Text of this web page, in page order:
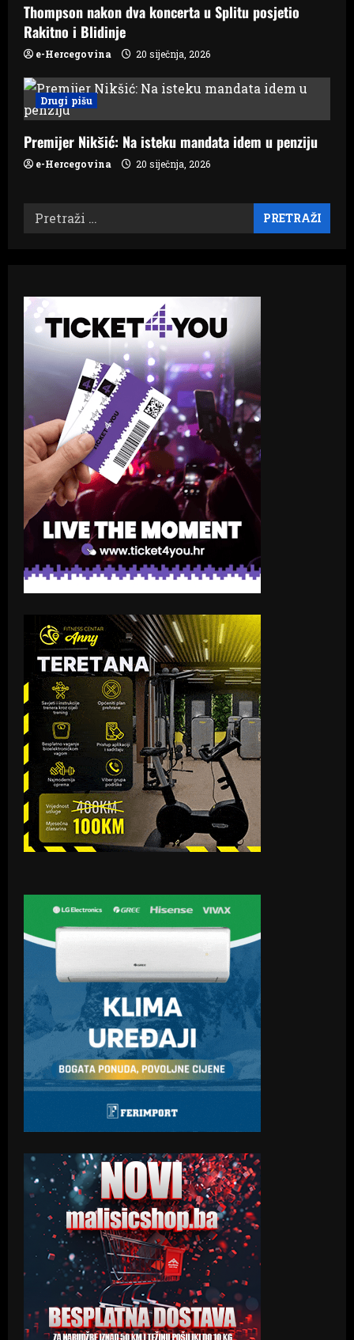
Thompson nakon dva koncerta u Splitu posjetio
Rakitno i Blidinje
e-Hercegovina 20 siječnja, 2026
Drugi pišu
Premijer Nikšić: Na isteku mandata idem u penziju
e-Hercegovina 20 siječnja, 2026
Pretraži: